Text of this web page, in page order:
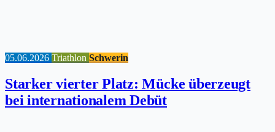
05.06.2026 Triathlon Schwerin
Starker vierter Platz: Mücke überzeugt
bei internationalem Debüt